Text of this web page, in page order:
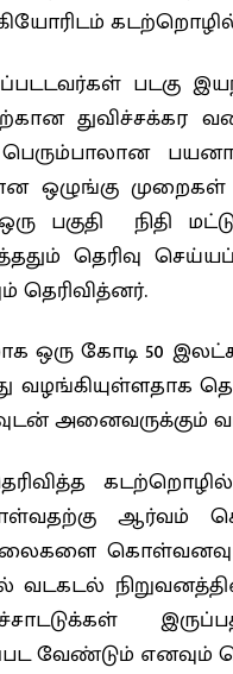
படகு
முறைகள்
பகுதி நிதி
தெரிவு
தெரிவித்னர்.
ஒரு கோடி 50
வழங்கியுள்ளதாக
அனைவருக்கும்
ஆர்வம்
வலைகளை
வடகடல்
வேண்டும் எனவும்